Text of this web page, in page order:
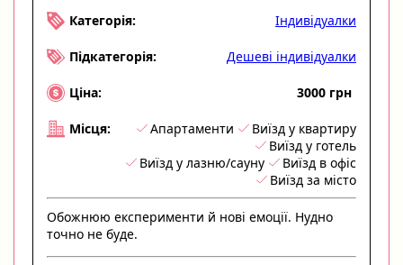
Категорія: Індивідуалки
Підкатегорія: Дешеві індивідуалки
Ціна: 3000 грн
Місця: Апартаменти
Виїзд у квартиру
Виїзд у готель
Виїзд у лазню/сауну
Виїзд в офіс
Виїзд за місто
Обожнюю експерименти й нові емоції. Нудно
точно не буде.